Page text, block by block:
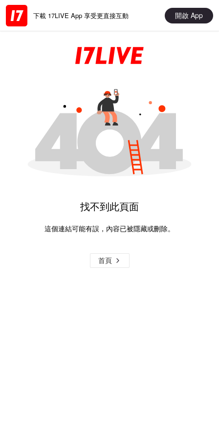
下載 17LIVE App 享受更直接互動 開啟 App
找不到此頁面
這個連結可能有誤，內容已被隱藏或刪除。
首頁